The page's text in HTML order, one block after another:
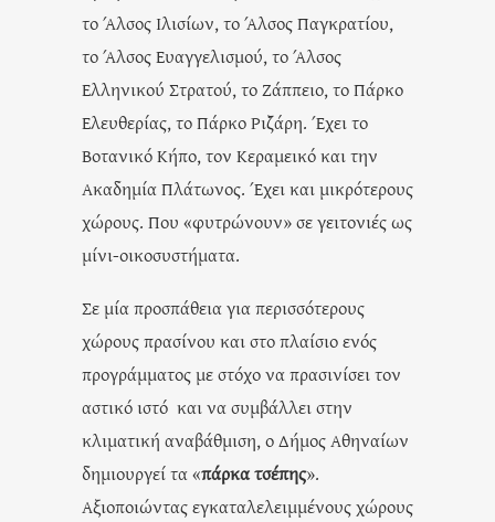
το Άλσος Ιλισίων, το Άλσος Παγκρατίου,
το Άλσος Ευαγγελισμού, το Άλσος
Ελληνικού Στρατού, το Ζάππειο, το Πάρκο
Ελευθερίας, το Πάρκο Ριζάρη. Έχει το
Βοτανικό Κήπο, τον Κεραμεικό και την
Ακαδημία Πλάτωνος. Έχει και μικρότερους
χώρους. Που «φυτρώνουν» σε γειτονιές ως
μίνι-οικοσυστήματα.
Σε μία προσπάθεια για περισσότερους
χώρους πρασίνου και στο πλαίσιο ενός
προγράμματος με στόχο να πρασινίσει τον
αστικό ιστό και να συμβάλλει στην
κλιματική αναβάθμιση, ο Δήμος Αθηναίων
δημιουργεί τα «πάρκα τσέπης».
Αξιοποιώντας εγκαταλελειμμένους χώρους